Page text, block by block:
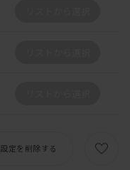
設定を削除する